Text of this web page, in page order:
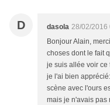
D dasola 28/02/2016
Bonjour Alain,
choses dont le fait
je suis allée voir ce
je l'ai bien
scène avec l'ours
mais je n'avais pas